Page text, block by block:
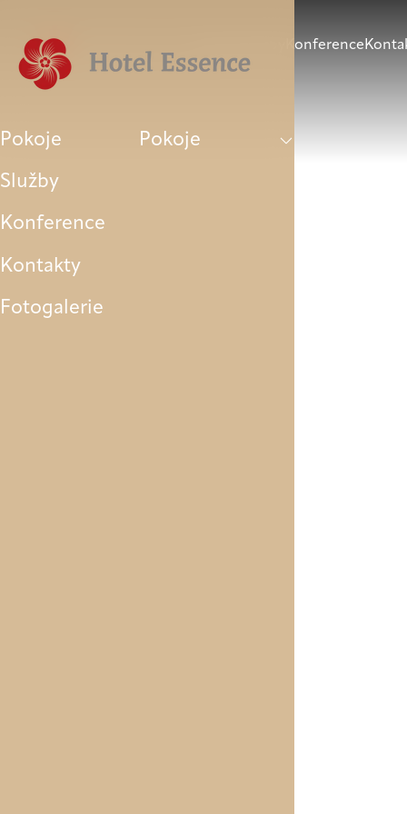
Konference
Pokoje Pokoje
Služby
Konference
Kontakty
Fotogalerie